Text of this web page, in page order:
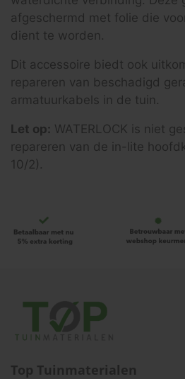
afgeschermd met folie die
dient te worden.
Dit accessoire biedt ook
repareren van beschadigd
armatuurkabels in de tuin.
Let op: WATERLOCK is niet
repareren van de in-lite
10/2).
Top Tuinmaterialen